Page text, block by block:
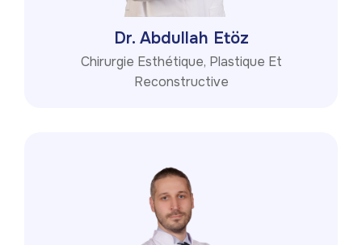
Dr. Abdullah Etöz
Chirurgie Esthétique, Plastique Et
Reconstructive